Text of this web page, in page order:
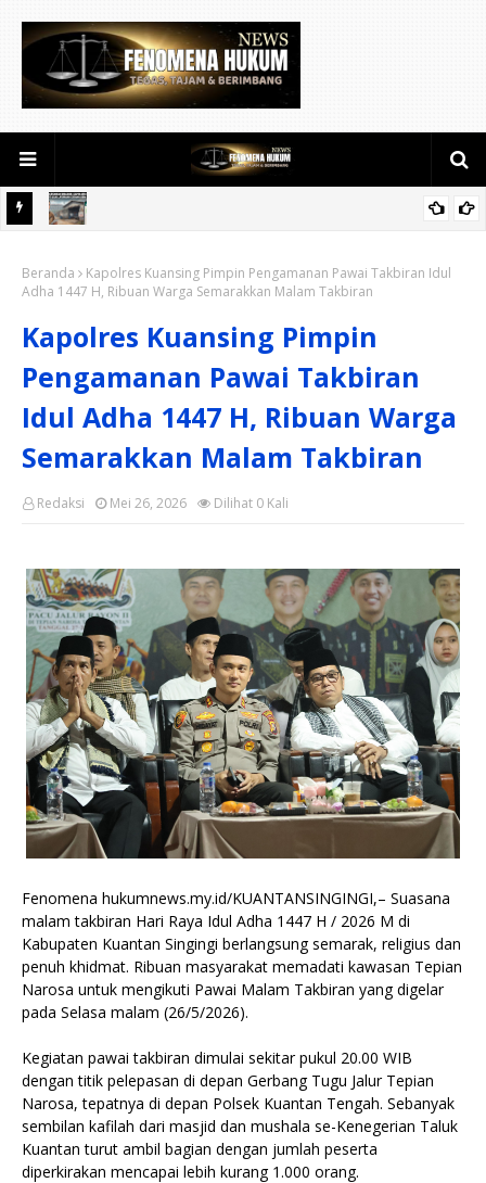
NOMOR TELEPON WARTAWAN DAN GUDANG BBM ILEGAL DI
WILAYAH BINA WIDYA
Beranda
Kapolres Kuansing Pimpin Pengamanan Pawai Takbiran Idul
Adha 1447 H, Ribuan Warga Semarakkan Malam Takbiran
Kapolres Kuansing Pimpin
Pengamanan Pawai Takbiran
Idul Adha 1447 H, Ribuan Warga
Semarakkan Malam Takbiran
Redaksi Dilihat 0 Kali
Mei 26, 2026
Fenomena hukumnews.my.id/KUANTANSINGINGI,– Suasana
malam takbiran Hari Raya Idul Adha 1447 H / 2026 M di
Kabupaten Kuantan Singingi berlangsung semarak, religius dan
penuh khidmat. Ribuan masyarakat memadati kawasan Tepian
Narosa untuk mengikuti Pawai Malam Takbiran yang digelar
pada Selasa malam (26/5/2026).
Kegiatan pawai takbiran dimulai sekitar pukul 20.00 WIB
dengan titik pelepasan di depan Gerbang Tugu Jalur Tepian
Narosa, tepatnya di depan Polsek Kuantan Tengah. Sebanyak
sembilan kafilah dari masjid dan mushala se-Kenegerian Taluk
Kuantan turut ambil bagian dengan jumlah peserta
diperkirakan mencapai lebih kurang 1.000 orang.